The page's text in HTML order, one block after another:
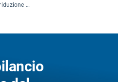
Marcatura di bilancio per la riduzione del rischio di catastrofi e l'adattamento ai cambiamenti climatici: Guida alla progettazione e alla tassonomia